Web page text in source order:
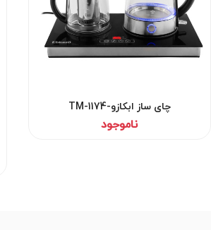
چای ساز ابکازو-TM-1174
ناموجود